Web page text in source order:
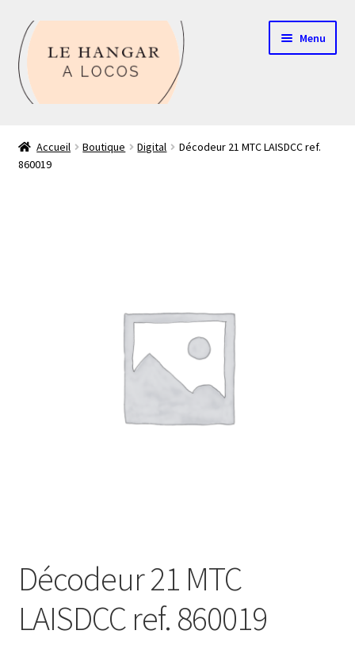
Aller
à
la
navigation
Aller
au
contenu
Menu
Boutique
Accueil Boutique Digital
Décodeur 21 MTC LAISDCC ref.
860019
Décodeur 21 MTC
LAISDCC ref. 860019